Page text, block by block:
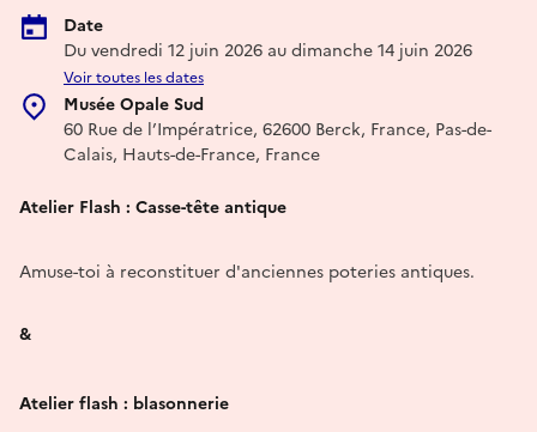
Date
Du vendredi 12 juin 2026 au dimanche 14 juin 2026
Voir toutes les dates
Musée Opale Sud
60 Rue de l’Impératrice, 62600 Berck, France, Pas-de-
Calais, Hauts-de-France, France
Atelier Flash : Casse-tête antique
Amuse-toi à reconstituer d'anciennes poteries antiques.
&
Atelier flash : blasonnerie